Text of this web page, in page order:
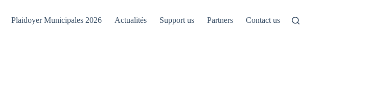
Plaidoyer Municipales 2026 Actualités Support us Partners Contact us